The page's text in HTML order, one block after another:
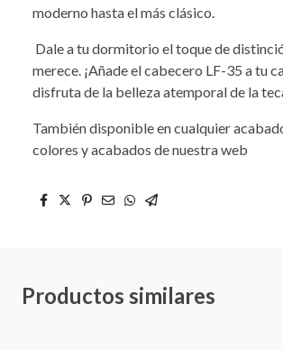
moderno hasta el más clásico.
Dale a tu dormitorio el toque de
merece. ¡Añade el cabecero LF-35 a tu
disfruta de la belleza atemporal de la
También disponible en cualquier
colores y acabados de nuestra web
Productos similares